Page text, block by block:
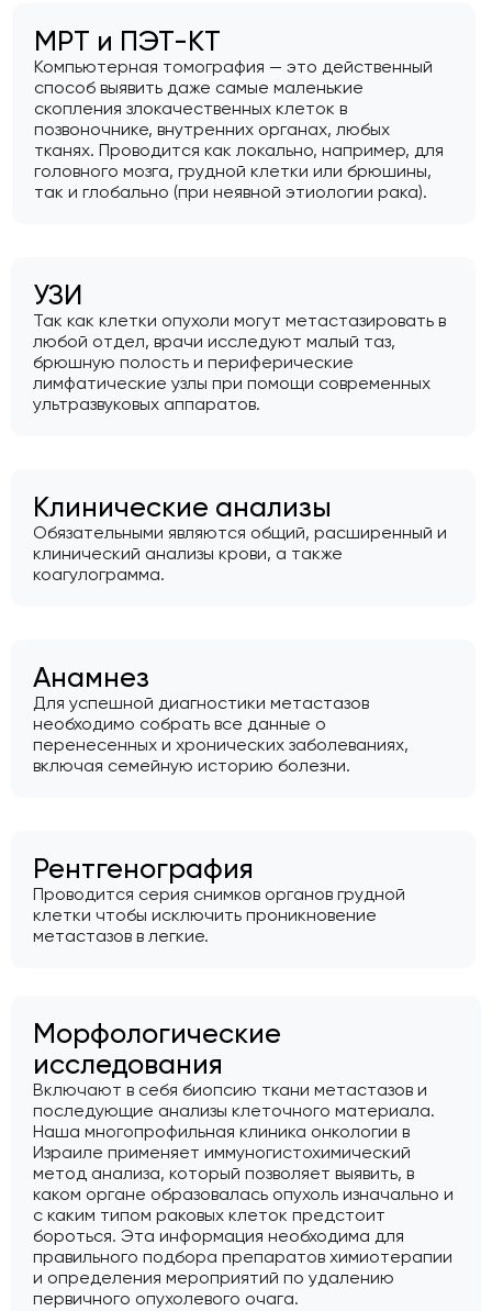
МРТ и ПЭТ-КТ
Компьютерная томография — это действенный
способ выявить даже самые маленькие
скопления злокачественных клеток в
позвоночнике, внутренних органах, любых
тканях. Проводится как локально, например, для
головного мозга, грудной клетки или брюшины,
так и глобально (при неявной этиологии рака).
УЗИ
Так как клетки опухоли могут метастазировать в
любой отдел, врачи исследуют малый таз,
брюшную полость и периферические
лимфатические узлы при помощи современных
ультразвуковых аппаратов.
Клинические анализы
Обязательными являются общий, расширенный и
клинический анализы крови, а также
коагулограмма.
Анамнез
Для успешной диагностики метастазов
необходимо собрать все данные о
перенесенных и хронических заболеваниях,
включая семейную историю болезни.
Рентгенография
Проводится серия снимков органов грудной
клетки чтобы исключить проникновение
метастазов в легкие.
Морфологические
исследования
Включают в себя биопсию ткани метастазов и
последующие анализы клеточного материала.
Наша многопрофильная клиника онкологии в
Израиле применяет иммуногистохимический
метод анализа, который позволяет выявить, в
каком органе образовалась опухоль изначально и
с каким типом раковых клеток предстоит
бороться. Эта информация необходима для
правильного подбора препаратов химиотерапии
и определения мероприятий по удалению
первичного опухолевого очага.